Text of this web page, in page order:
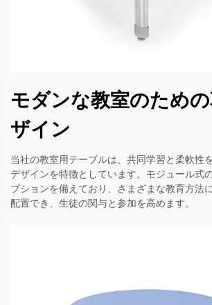
モダンな教室のため
ザイン
当社の教室用テーブルは、共同学習と柔軟性
デザインを特徴としています。モジュール式
プションを備えており、さまざまな教育方法
配置でき、生徒の関与と参加を高めます。